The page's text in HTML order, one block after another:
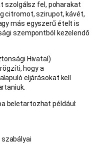
szolgálsz fel, poharakat
citromot, szirupot, kávét,
más egyszerű ételt is
szempontból kezelendő
Hivatal)
hogy a
eljárásokat kell
beletartozhat például: